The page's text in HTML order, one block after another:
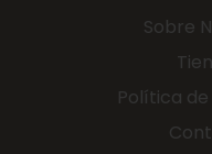
Sobre
Política